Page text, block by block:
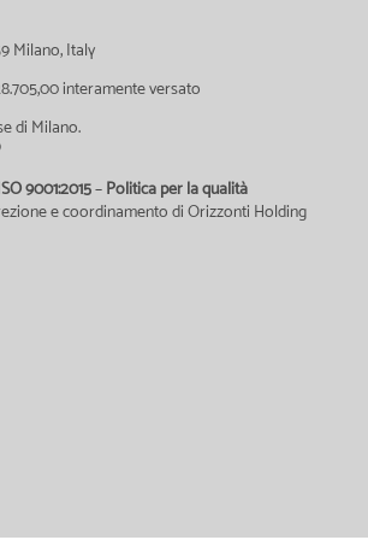
Milano, Italy
interamente versato
di Milano.
9001:2015– Politica per la qualità
e coordinamento di Orizzonti Holding